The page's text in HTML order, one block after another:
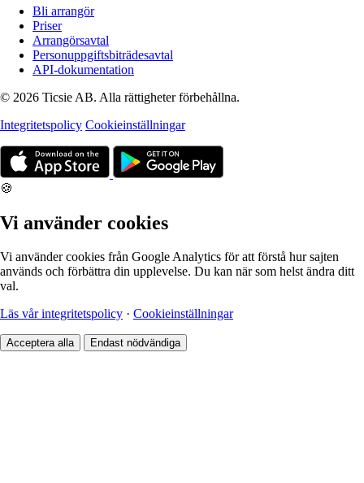
Bli arrangör
Priser
Arrangörsavtal
Personuppgiftsbiträdesavtal
API-dokumentation
© 2026 Ticsie AB. Alla rättigheter förbehållna.
Integritetspolicy Cookieinställningar
🍪
Vi använder cookies
Vi använder cookies från Google Analytics för att förstå hur sajten
används och förbättra din upplevelse. Du kan när som helst ändra ditt
val.
Läs vår integritetspolicy · Cookieinställningar
Acceptera alla Endast nödvändiga